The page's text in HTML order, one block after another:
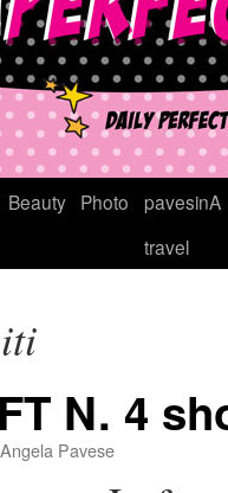
Beauty Photo
pavesinA
travel
N. 4
Angela Pavese